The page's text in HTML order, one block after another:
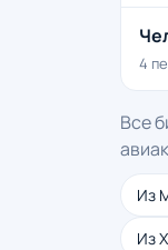
4
Все
Из
Из